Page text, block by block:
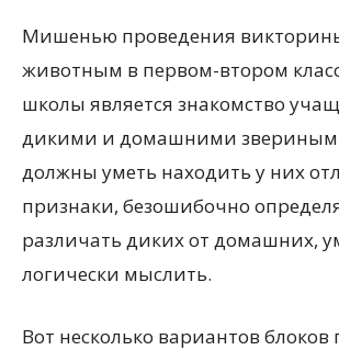
Мишенью проведения
животным в первом-втором
школы является знакомство
дикими и домашними
должны уметь находить у них
признаки, безошибочно
различать диких от домашних,
логически мыслить.
Вот несколько вариантов блоков